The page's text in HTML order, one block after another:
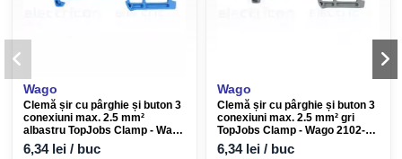
Wago
Clemă șir cu pârghie și buton 3
conexiuni max. 2.5 mm²
albastru TopJobs Clamp - Wago
2102-5304
6,34 lei / buc
Wago
Clemă șir cu pârghie și buton 3
conexiuni max. 2.5 mm² gri
TopJobs Clamp - Wago 2102-
5301
6,34 lei / buc